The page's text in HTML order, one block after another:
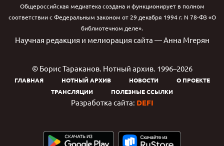
Общероссийская медиатека создана и функционирует в полном
соответствии с Федеральным законом от 29 декабря 1994 г. N 78-ФЗ «О
библиотечном деле».
Научная редакция и мелиорация сайта — Анна Мгерян
© Борис Тараканов. Нотный архив. 1996–2026
ГЛАВНАЯ НОТНЫЙ АРХИВ НОВОСТИ
О ПРОЕКТЕ
ТРАНСЛЯЦИИ
ПОЛЕЗНЫЕ ССЫЛКИ
Разработка сайта: DEFI